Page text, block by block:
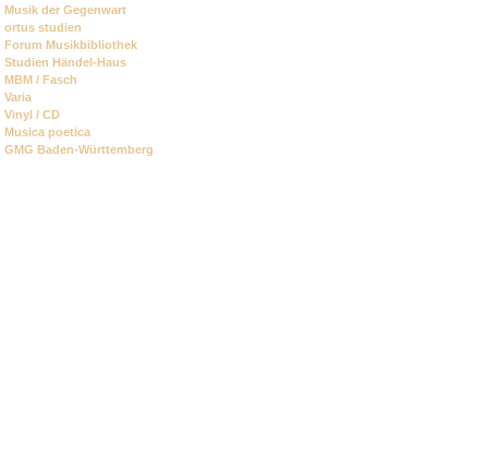
Musik der Gegenwart
ortus studien
Forum Musikbibliothek
Studien Händel-Haus
MBM / Fasch
Varia
Vinyl / CD
Musica poetica
GMG Baden-Württemberg